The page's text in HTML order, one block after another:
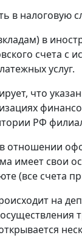
в налоговую
в
счета с
услуг.
что
РФ
отношении
имеет свои
(все счета
на